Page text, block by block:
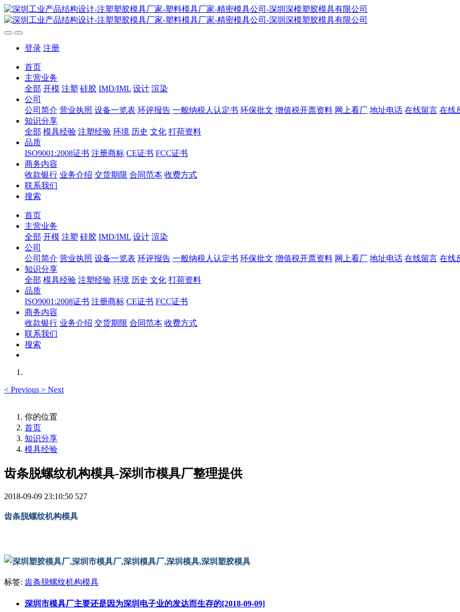
登录 注册
首页
主营业务
全部 开模 注塑 硅胶 IMD/IML 设计 渲染
公司
公司简介 营业执照 设备一览表 环评报告 一般纳税人认定书 环保批文 增值税开票资料 网上看厂 地址电话 在线留言 在线
知识分享
全部 模具经验 注塑经验 环境 历史 文化 打荷资料
品质
ISO9001:2008证书 注册商标 CE证书 FCC证书
商务内容
收款银行 业务介绍 交货期限 合同范本 收费方式
联系我们
搜索
首页
主营业务
全部 开模 注塑 硅胶 IMD/IML 设计 渲染
公司
公司简介 营业执照 设备一览表 环评报告 一般纳税人认定书 环保批文 增值税开票资料 网上看厂 地址电话 在线留言 在线
知识分享
全部 模具经验 注塑经验 环境 历史 文化 打荷资料
品质
ISO9001:2008证书 注册商标 CE证书 FCC证书
商务内容
收款银行 业务介绍 交货期限 合同范本 收费方式
联系我们
搜索
< Previous > Next
你的位置
首页
知识分享
模具经验
齿条脱螺纹机构模具-深圳市模具厂整理提供
2018-09-09 23:10:50 527
齿条脱螺纹机构模具
标签: 齿条脱螺纹机构模具
深圳市模具厂主要还是因为深圳电子业的发达而生存的[2018-09-09]